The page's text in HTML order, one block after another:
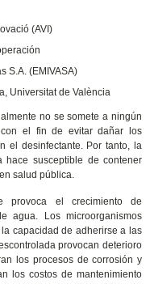
(AVI)
S.A. (EMIVASA)
Universitat de València
no se somete a ningún
con el fin de evitar dañar los
el desinfectante. Por tanto, la
hace susceptible de contener
salud pública.
provoca el crecimiento de
agua. Los microorganismos
capacidad de adherirse a las
provocan deterioro
los procesos de corrosión y
los costos de mantenimiento